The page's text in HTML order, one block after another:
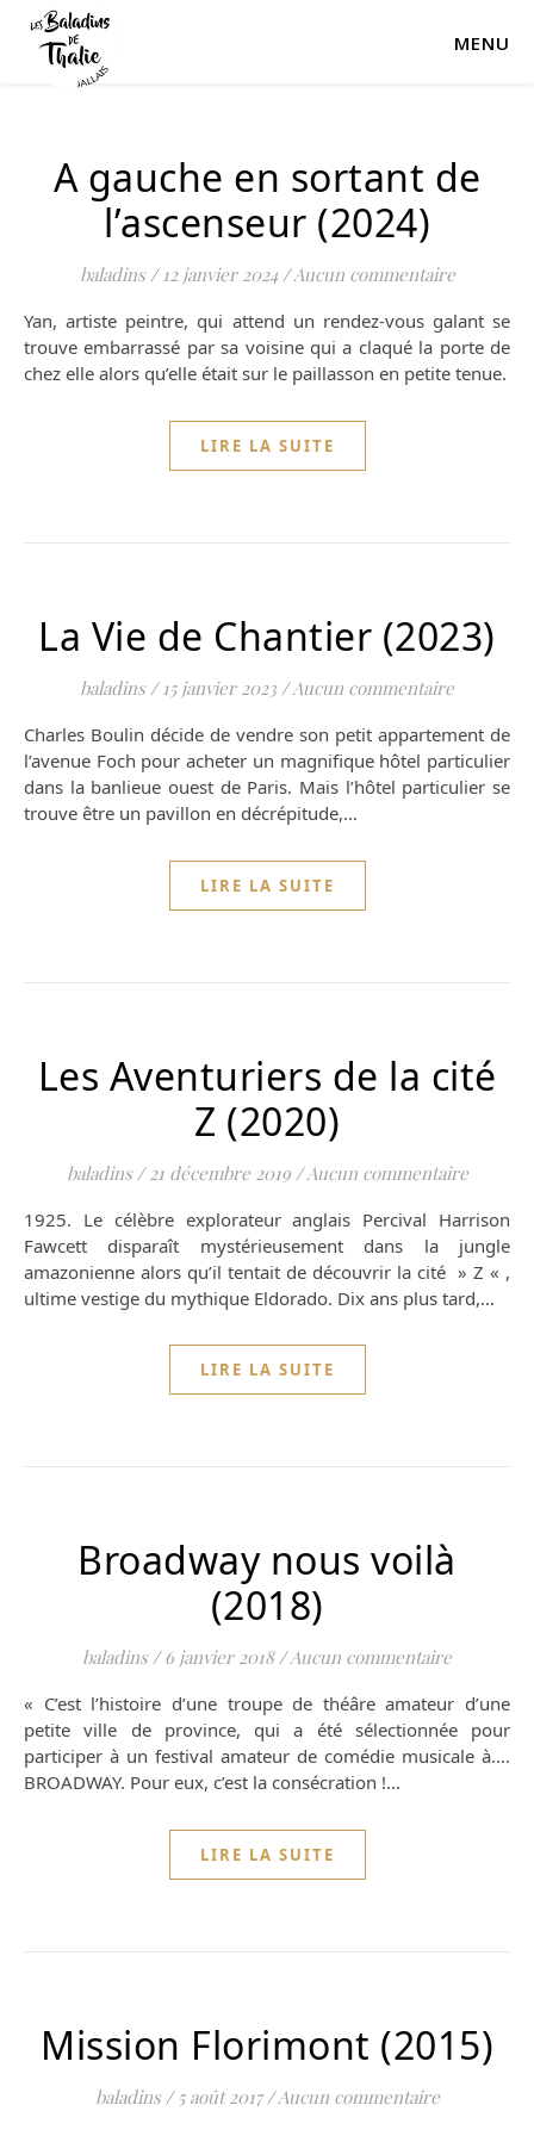
MENU
A gauche en sortant de
l’ascenseur (2024)
baladins / 12 janvier 2024 /Aucun commentaire
Yan, artiste peintre, qui attend un rendez-vous galant se
trouve embarrassé par sa voisine qui a claqué la porte de
chez elle alors qu’elle était sur le paillasson en petite tenue.
LIRE LA SUITE
La Vie de Chantier (2023)
baladins / 15 janvier 2023 / Aucun commentaire
Charles Boulin décide de vendre son petit appartement de
l’avenue Foch pour acheter un magnifique hôtel particulier
dans la banlieue ouest de Paris. Mais l’hôtel particulier se
trouve être un pavillon en décrépitude,…
LIRE LA SUITE
Les Aventuriers de la cité
Z (2020)
baladins / 21 décembre 2019 / Aucun commentaire
1925. Le célèbre explorateur anglais Percival Harrison
Fawcett disparaît mystérieusement dans la jungle
amazonienne alors qu’il tentait de découvrir la cité » Z « ,
ultime vestige du mythique Eldorado. Dix ans plus tard,…
LIRE LA SUITE
Broadway nous voilà
(2018)
baladins / 6 janvier 2018 /Aucun commentaire
« C’est l’histoire d’une troupe de théâre amateur d’une
petite ville de province, qui a été sélectionnée pour
participer à un festival amateur de comédie musicale à….
BROADWAY. Pour eux, c’est la consécration !…
LIRE LA SUITE
Mission Florimont (2015)
baladins / 5 août 2017 /Aucun commentaire